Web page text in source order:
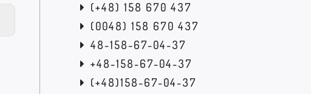
(+48) 158 670 437
(0048) 158 670 437
48-158-67-04-37
+48-158-67-04-37
(+48)158-67-04-37